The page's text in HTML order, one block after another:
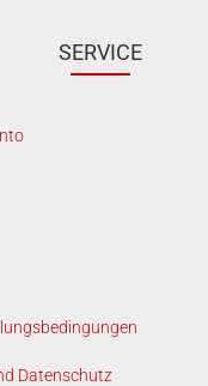
SERVICE
Datenschutz